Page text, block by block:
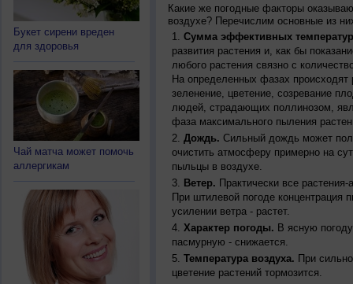
Букет сирени вреден
для здоровья
Чай матча может помочь
аллергикам
Какие же погодные факторы
воздухе? Перечислим основные из
Сумма эффективных
развития растения и, как бы
любого растения связно с
На определенных фазах происходят
зеленение, цветение, созревание
людей, страдающих поллинозом,
фаза максимального пыления
Дождь. Сильный дождь может
очистить атмосферу примерно на
пыльцы в воздухе.
Ветер. Практически все
При штилевой погоде
усилении ветра - растет.
Характер погоды. В ясную
пасмурную - снижается.
Температура воздуха. При
цветение растений тормозится.